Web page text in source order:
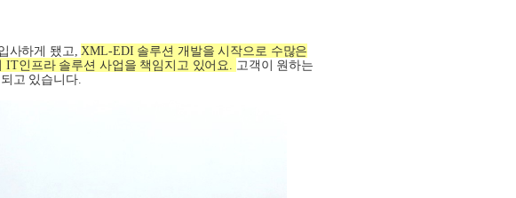
사하게 됐고 XML-EDI 솔루션 개발을 시작으로 수많은
IT인프라 솔루션 사업을 책임지고 있어요
고객이 원하는
고 있습니다.